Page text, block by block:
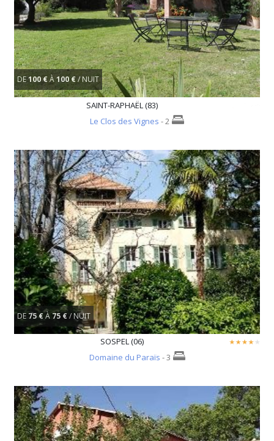
DE100 €À100 €/ NUIT
SAINT-RAPHAËL (83)
Le Clos des Vignes - 2
DE 75 €À75 €/ NUIT
SOSPEL (06)
Domaine du Paraïs - 3